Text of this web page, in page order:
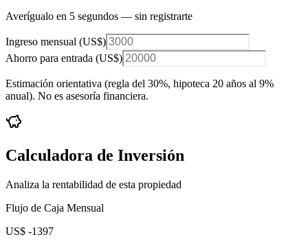
Averígualo en 5 segundos — sin registrarte
Ingreso mensual (US$)
Ahorro para entrada (US$)
Estimación orientativa (regla del 30%, hipoteca 20 años al 9%
anual). No es asesoría financiera.
Calculadora de Inversión
Analiza la rentabilidad de esta propiedad
Flujo de Caja Mensual
US$ -1397